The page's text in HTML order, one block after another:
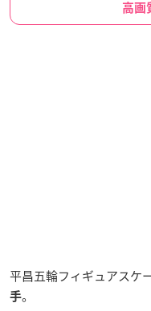
高画
平昌五輪フィギュアスケ
手。